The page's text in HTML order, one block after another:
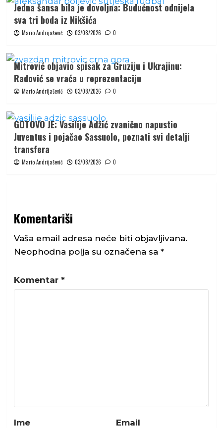
Jedna šansa bila je dovoljna: Budućnost odnijela
sva tri boda iz Nikšića
Mario Andrijašević 03/08/2026 0
Mitrović objavio spisak za Gruziju i Ukrajinu:
Radović se vraća u reprezentaciju
Mario Andrijašević 03/08/2026 0
GOTOVO JE: Vasilije Adžić zvanično napustio
Juventus i pojačao Sassuolo, poznati svi detalji
transfera
Mario Andrijašević 03/08/2026 0
Komentariši
Vaša email adresa neće biti objavljivana.
Neophodna polja su označena sa *
Komentar *
Ime Email